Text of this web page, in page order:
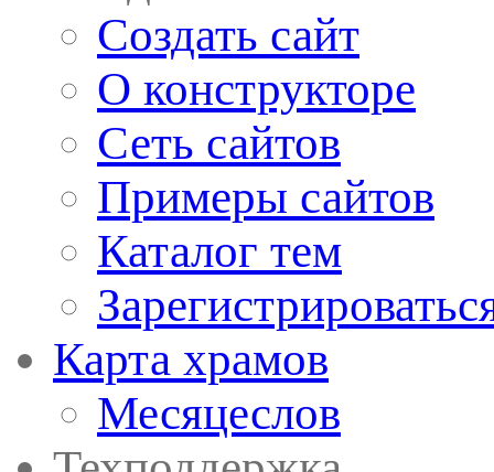
Создать сайт
О конструкторе
Сеть сайтов
Примеры сайтов
Каталог тем
Карта храмов
Месяцеслов